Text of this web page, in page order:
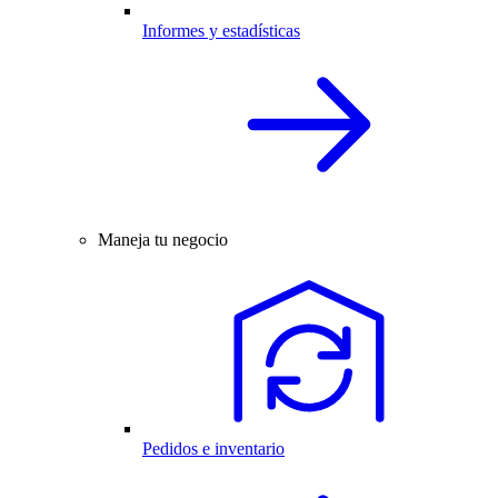
Informes y estadísticas
Maneja tu negocio
Pedidos e inventario